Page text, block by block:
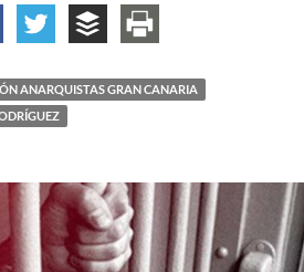
ANARQUISTAS GRAN CANARIA